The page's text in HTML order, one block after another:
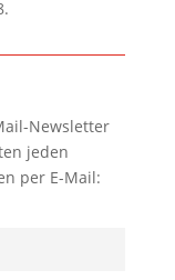
Newsletter
jeden
per E-Mail: